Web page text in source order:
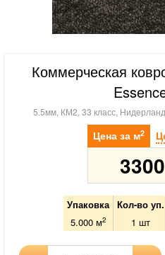
Коммерческая
5.5мм, КМ2, 33 класс,
Цена за м2
3300
Упаковка Кол-во уп.
5.000 м2 1 шт